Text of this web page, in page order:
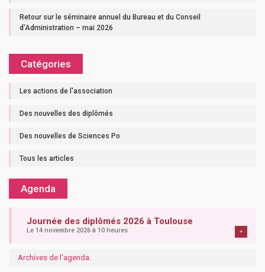
Retour sur le séminaire annuel du Bureau et du Conseil
d’Administration – mai 2026
Catégories
Les actions de l'association
Des nouvelles des diplômés
Des nouvelles de Sciences Po
Tous les articles
Agenda
Journée des diplômés 2026 à Toulouse
Le 14 novembre 2026 à 10 heures +
Archives de l'agenda.